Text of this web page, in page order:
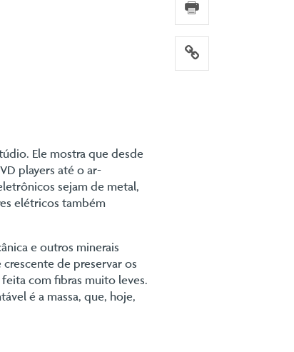
Ele mostra que desde
players até o ar-
sejam de metal,
elétricos também
e outros minerais
de preservar os
feita com fibras muito leves.
é a massa, que, hoje,